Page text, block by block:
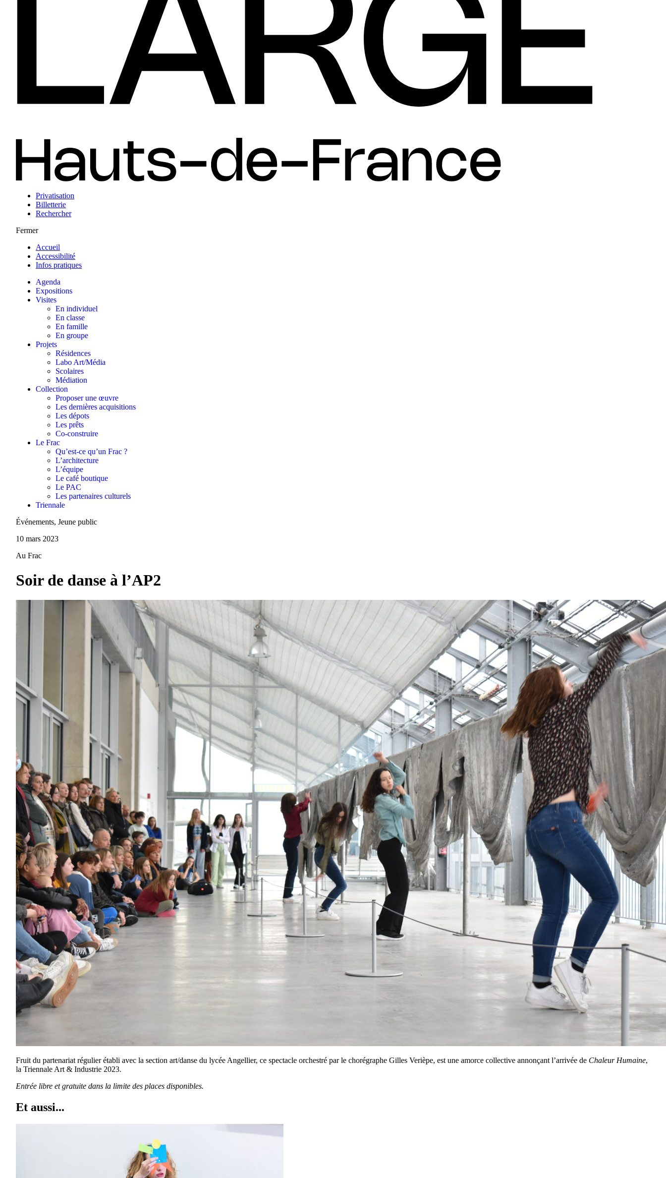
Privatisation
Billetterie
Rechercher
Fermer
Accueil
Accessibilité
Infos pratiques
Agenda
Expositions
Visites
En individuel
En classe
En famille
En groupe
Projets
Résidences
Labo Art/Média
Scolaires
Médiation
Collection
Proposer une œuvre
Les dernières acquisitions
Les dépots
Les prêts
Co-construire
Le Frac
Qu’est-ce qu’un Frac ?
L’architecture
L’équipe
Le café boutique
Le PAC
Les partenaires culturels
Triennale
Événements, Jeune public
10 mars 2023
Au Frac
Soir de danse à l’AP2
Fruit du partenariat régulier établi avec la section art/danse du lycée Angellier, ce spectacle orchestré par le chorégraphe Gilles Verièpe, est une amorce collective annonçant l’arrivée de Chaleur Humaine,
la Triennale Art & Industrie 2023.
Entrée libre et gratuite dans la limite des places disponibles.
Et aussi...